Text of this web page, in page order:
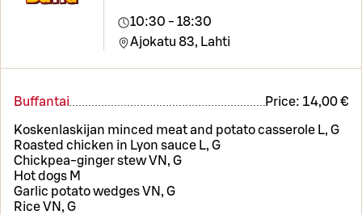
10:30 - 18:30
Ajokatu 83, Lahti
Buffantai Price: 14,00 €
Koskenlaskijan minced meat and potato casserole L, G
Roasted chicken in Lyon sauce L, G
Chickpea-ginger stew VN, G
Hot dogs M
Garlic potato wedges VN, G
Rice VN, G